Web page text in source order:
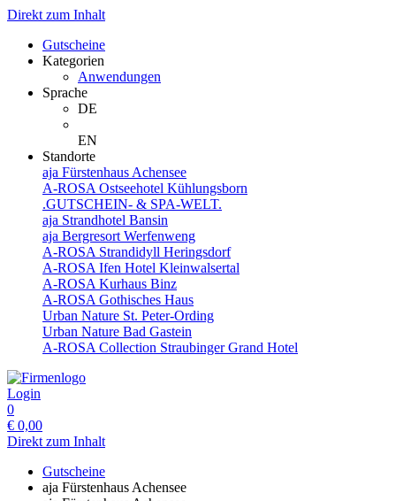
Direkt zum Inhalt
Gutscheine
Kategorien
Anwendungen
Sprache
DE
EN
Standorte
aja Fürstenhaus Achensee
A-ROSA Ostseehotel Kühlungsborn
.GUTSCHEIN- & SPA-WELT.
aja Strandhotel Bansin
aja Bergresort Werfenweng
A-ROSA Strandidyll Heringsdorf
A-ROSA Ifen Hotel Kleinwalsertal
A-ROSA Kurhaus Binz
A-ROSA Gothisches Haus
Urban Nature St. Peter-Ording
Urban Nature Bad Gastein
A-ROSA Collection Straubinger Grand Hotel
Login
0
€ 0,00
Direkt zum Inhalt
Gutscheine
aja Fürstenhaus Achensee